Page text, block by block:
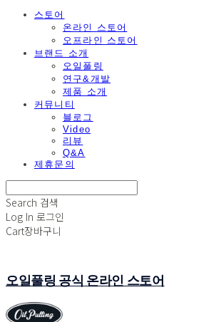
스토어
온라인 스토어
오프라인 스토어
브랜드 소개
오일풀링
연구&개발
제품 소개
커뮤니티
블로그
Video
리뷰
Q&A
제휴문의
Search 검색
Log In 로그인
Cart장바구니
오일풀링 공식 온라인 스토어